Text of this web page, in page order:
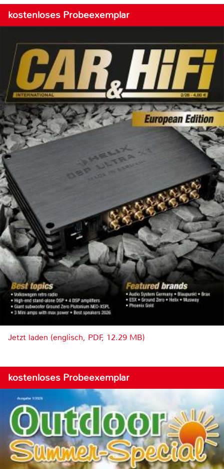
kostenloses Probeexemplar
Jetzt laden (englisch, PDF, 12.29 MB)
kostenloses Probeexemplar